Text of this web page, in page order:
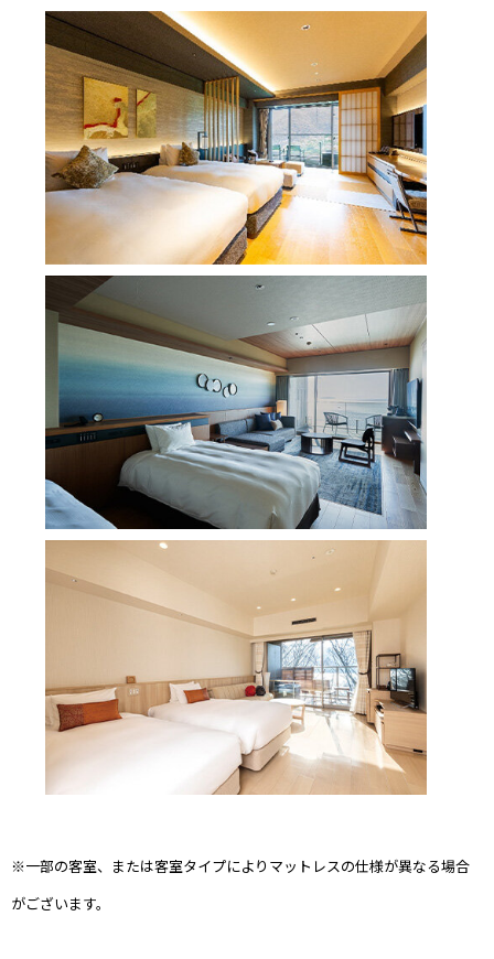
※一部の客室、または客室タイプによりマットレスの仕様が異なる場合
がございます。